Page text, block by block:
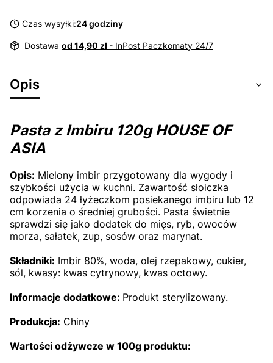
Czas wysyłki:24 godziny
Dostawa od 14,90 zł - InPost Paczkomaty 24/7
Opis
Pasta z Imbiru 120g HOUSE OF
ASIA
Opis: Mielony imbir przygotowany dla wygody i
szybkości użycia w kuchni. Zawartość słoiczka
odpowiada 24 łyżeczkom posiekanego imbiru lub 12
cm korzenia o średniej grubości. Pasta świetnie
sprawdzi się jako dodatek do mięs, ryb, owoców
morza, sałatek, zup, sosów oraz marynat.
Składniki: Imbir 80%, woda, olej rzepakowy, cukier,
sól, kwasy: kwas cytrynowy, kwas octowy.
Informacje dodatkowe: Produkt sterylizowany.
Produkcja: Chiny
Wartości odżywcze w 100g produktu: